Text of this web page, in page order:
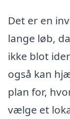
Det er en
lange løb,
ikke blot
også kan
plan for,
vælge et